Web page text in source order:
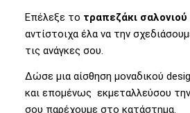
Επέλεξε το τραπεζάκι σαλονιού
αντίστοιχα έλα να την
τις ανάγκες σου.
Δώσε μια αίσθηση μοναδικού
και επομένως εκμεταλλεύσου
σου παρέχουμε στο κατάστημα.